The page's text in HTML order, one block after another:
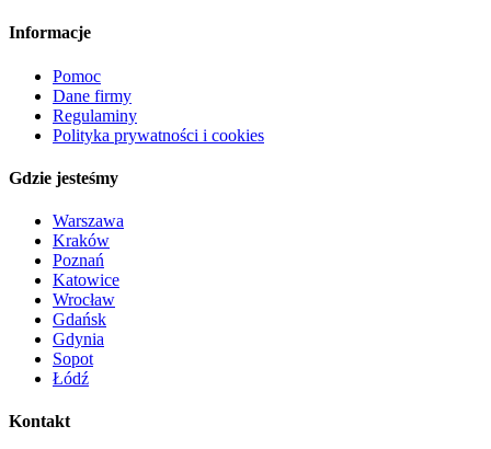
Informacje
Pomoc
Dane firmy
Regulaminy
Polityka prywatności i cookies
Gdzie jesteśmy
Warszawa
Kraków
Poznań
Katowice
Wrocław
Gdańsk
Gdynia
Sopot
Łódź
Kontakt